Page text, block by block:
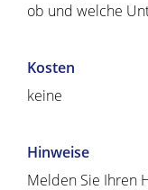
ob und welche
Kosten
keine
Hinweise
Melden Sie Ihren